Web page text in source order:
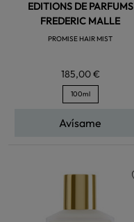
EDITIONS DE PARFUMS
FREDERIC MALLE
PROMISE HAIR MIST
185,00 €
100ml
Avísame